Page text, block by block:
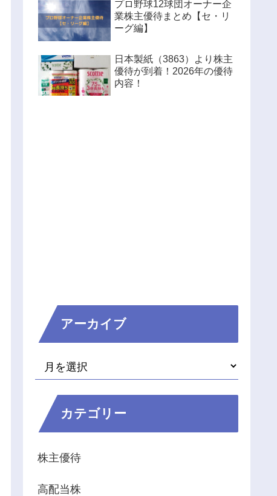
プロ野球12球団オーナー企
業株主優待まとめ【セ・リ
ーグ編】
日本製紙（3863）より株主
優待が到着！2026年の優待
内容！
アーカイブ
カテゴリー
株主優待
高配当株